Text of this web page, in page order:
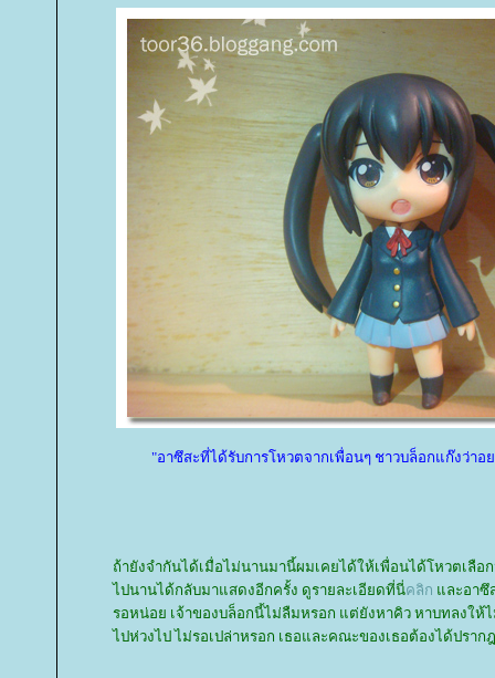
"อาซึสะที่ได้รับการโหวตจากเพื่อนๆ ชาวบล็อกแก๊งว่าอ
ถ้ายังจำกันได้เมื่อไม่นานมานี้ผมเคยได้ให้เพื่อนได้โหวตเลื
ไปนานได้กลับมาแสดงอีกครั้ง ดูรายละเอียดที่นี่คลิก ละอาซึส
รอหน่อย เจ้าของบล็อกนี้ไม่ลืมหรอก แต่ยังหาคิว หาบทลงให้
ไปห่วงไป ไม่รอเปล่าหรอก เธอและคณะของเธอต้องได้ปรา